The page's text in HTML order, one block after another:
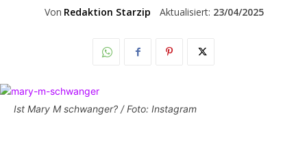
Von Redaktion Starzip Aktualisiert: 23/04/2025
Ist Mary M schwanger? / Foto: Instagram